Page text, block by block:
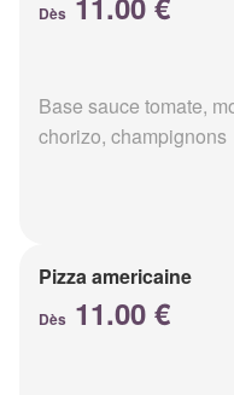
Dès
Base sauce tomate,
chorizo, champignons
Pizza americaine
Dès 11.00 €